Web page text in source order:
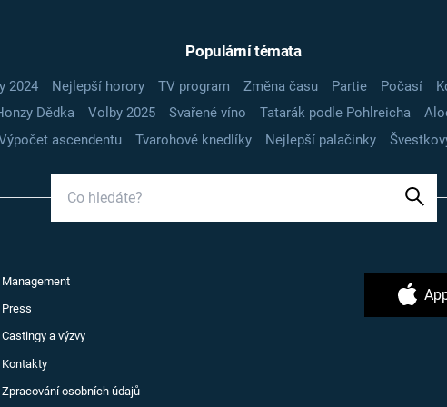
Populární témata
2024 Nejlepší horory TV program Změna času Partie Počasí
Dědka Volby 2025 Svařené víno Tatarák podle Pohlreicha
ascendentu
Tvarohové knedlíky Nejlepší palačinky
Management
Press
Castingy a výzvy
Kontakty
Zpracování osobních údajů